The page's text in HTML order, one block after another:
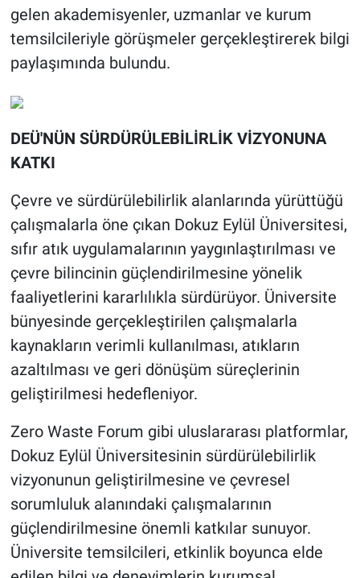
gelen akademisyenler, uzmanlar ve kurum
temsilcileriyle görüşmeler gerçekleştirerek bilgi
paylaşımında bulundu.
DEÜ'NÜN SÜRDÜRÜLEBİLİRLİK VİZYONUNA
KATKI
Çevre ve sürdürülebilirlik alanlarında yürüttüğü
çalışmalarla öne çıkan Dokuz Eylül Üniversitesi,
sıfır atık uygulamalarının yaygınlaştırılması ve
çevre bilincinin güçlendirilmesine yönelik
faaliyetlerini kararlılıkla sürdürüyor. Üniversite
bünyesinde gerçekleştirilen çalışmalarla
kaynakların verimli kullanılması, atıkların
azaltılması ve geri dönüşüm süreçlerinin
geliştirilmesi hedefleniyor.
Zero Waste Forum gibi uluslararası platformlar,
Dokuz Eylül Üniversitesinin sürdürülebilirlik
vizyonunun geliştirilmesine ve çevresel
sorumluluk alanındaki çalışmalarının
güçlendirilmesine önemli katkılar sunuyor.
Üniversite temsilcileri, etkinlik boyunca elde